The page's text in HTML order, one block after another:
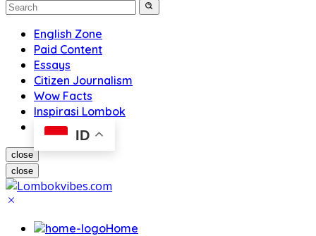
English Zone
Paid Content
Essays
Citizen Journalism
Wow Facts
Inspirasi Lombok
ID
close
close
Home